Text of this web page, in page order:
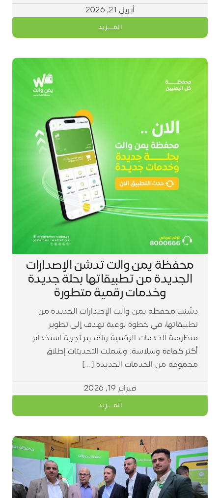
أبريل 21, 2026
المـــزيد
محفظة يمن والت تدشن الإصدارات
الجديدة من تطبيقاتها بحلة جديدة
وخدمات رقمية متطورة
دشّنت محفظة يمن والت الإصدارات الجديدة من
تطبيقاتها، في خطوة نوعية تهدف إلى تطوير
منظومة الخدمات الرقمية وتقديم تجربة استخدام
أكثر كفاءة وسلاسة. وشملت التحديثات إطلاق
مجموعة من الخدمات الجديدة [...]
فبراير 19, 2026
المـــزيد